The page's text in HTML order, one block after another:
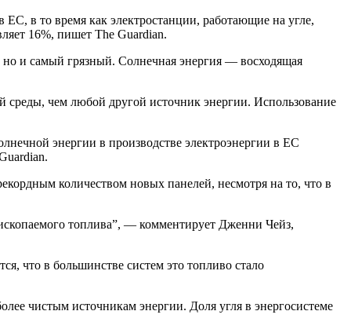
ЕС, в то время как электростанции, работающие на угле,
16%, пишет The Guardian.
но и самый грязный. Солнечная энергия — восходящая
чем любой другой источник энергии. Использование
энергии в производстве электроэнергии в ЕС
количеством новых панелей, несмотря на то, что в
топлива”, — комментирует Дженни Чейз,
что в большинстве систем это топливо стало
чистым источникам энергии. Доля угля в энергосистеме